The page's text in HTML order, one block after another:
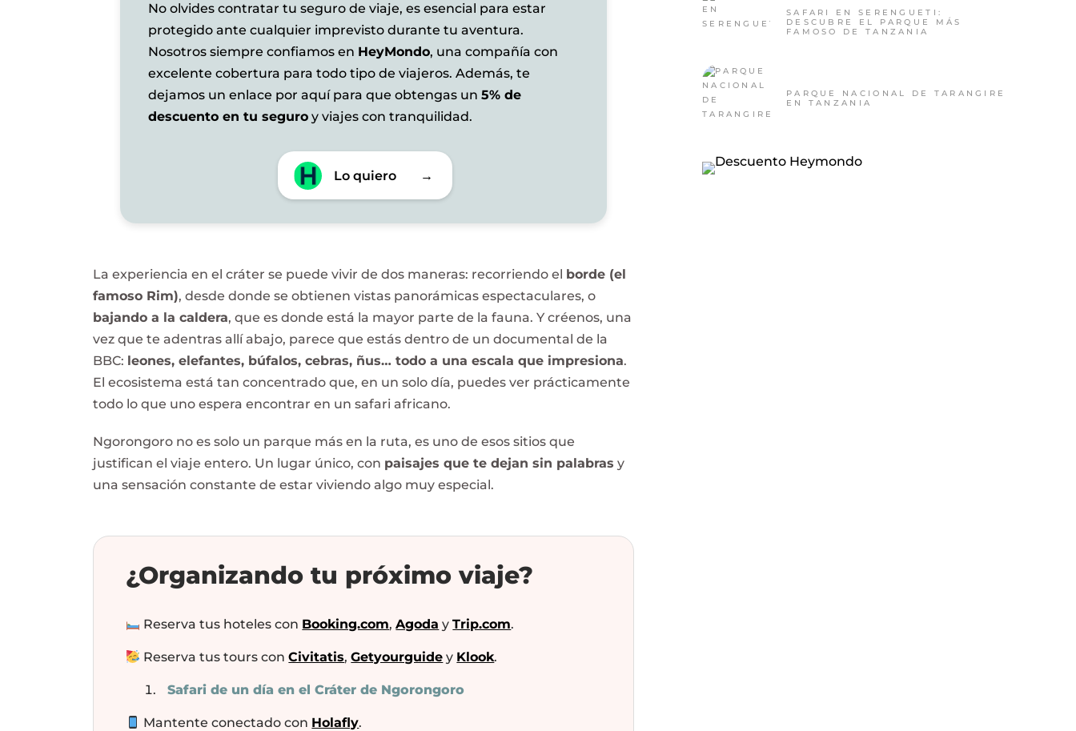
No olvides contratar tu seguro de viaje, es esencial para estar
protegido ante cualquier imprevisto durante tu aventura.
Nosotros siempre confiamos en HeyMondo, una compañía con
excelente cobertura para todo tipo de viajeros. Además, te
dejamos un enlace por aquí para que obtengas un 5% de
descuento en tu seguroy viajes con tranquilidad.
Lo quiero →
La experiencia en el cráter se puede vivir de dos maneras: recorriendo el borde (el
famoso Rim), desde donde se obtienen vistas panorámicas espectaculares, o
bajando a la caldera, que es donde está la mayor parte de la fauna. Y créenos, una
vez que te adentras allí abajo, parece que estás dentro de un documental de la
BBC: leones, elefantes, búfalos, cebras, ñus… todo a una escala que impresiona.
El ecosistema está tan concentrado que, en un solo día, puedes ver prácticamente
todo lo que uno espera encontrar en un safari africano.
Ngorongoro no es solo un parque más en la ruta, es uno de esos sitios que
justifican el viaje entero. Un lugar único, con paisajes que te dejan sin palabras y
una sensación constante de estar viviendo algo muy especial.
¿Organizando tu próximo viaje?
Reserva tus hoteles con Booking.com,Agoda yTrip.com.
Reserva tus tours conCivitatis,Getyourguide y Klook.
Safari de un día en el Cráter de Ngorongoro
Mantente conectado con Holafly.
SAFARI EN SERENGUETI:
DESCUBRE EL PARQUE MÁS
FAMOSO DE TANZANIA
PARQUE NACIONAL DE TARANGIRE
EN TANZANIA